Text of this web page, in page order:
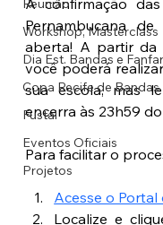
Reunião
Workshop, Masterclass
Dia Est. Bandas e
Copa Recife de Bandas
Fustal
Eventos Oficiais
Projetos
Pernambucana
aberta! A partir da
você poderá
sua escola, mas
encerra às 23h59
Para facilitar o
Acesse o
Localize e